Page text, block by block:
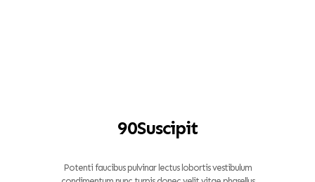
90Suscipit
Potenti faucibus pulvinar lectus lobortis vestibulum